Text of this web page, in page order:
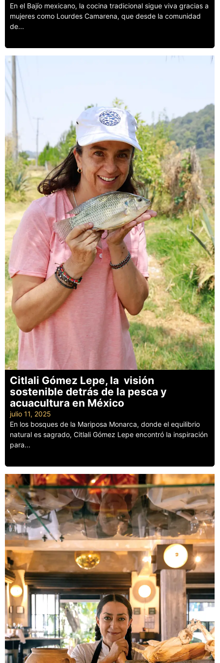
En el Bajío mexicano, la cocina tradicional sigue viva gracias a
mujeres como Lourdes Camarena, que desde la comunidad
de...
Citlali Gómez Lepe, la visión
sostenible detrás de la pesca y
acuacultura en México
julio 11, 2025
En los bosques de la Mariposa Monarca, donde el equilibrio
natural es sagrado, Citlali Gómez Lepe encontró la inspiración
para...